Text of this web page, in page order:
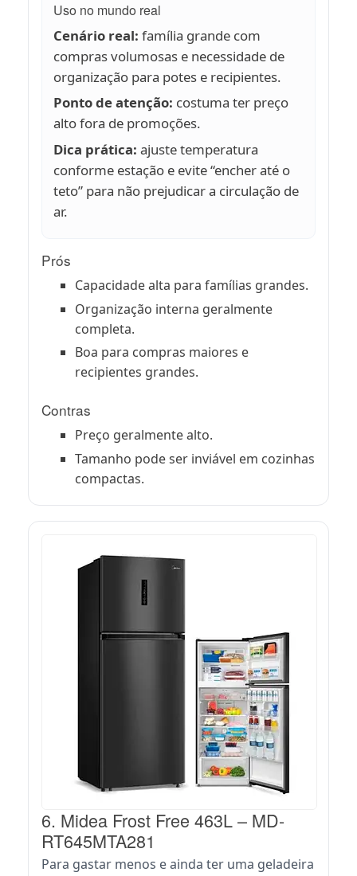
Uso no mundo real
Cenário real: família grande com
compras volumosas e necessidade de
organização para potes e recipientes.
Ponto de atenção: costuma ter preço
alto fora de promoções.
Dica prática: ajuste temperatura
conforme estação e evite “encher até o
teto” para não prejudicar a circulação de
ar.
Prós
Capacidade alta para famílias grandes.
Organização interna geralmente
completa.
Boa para compras maiores e
recipientes grandes.
Contras
Preço geralmente alto.
Tamanho pode ser inviável em cozinhas
compactas.
6. Midea Frost Free 463L – MD-
RT645MTA281
Para gastar menos e ainda ter uma geladeira